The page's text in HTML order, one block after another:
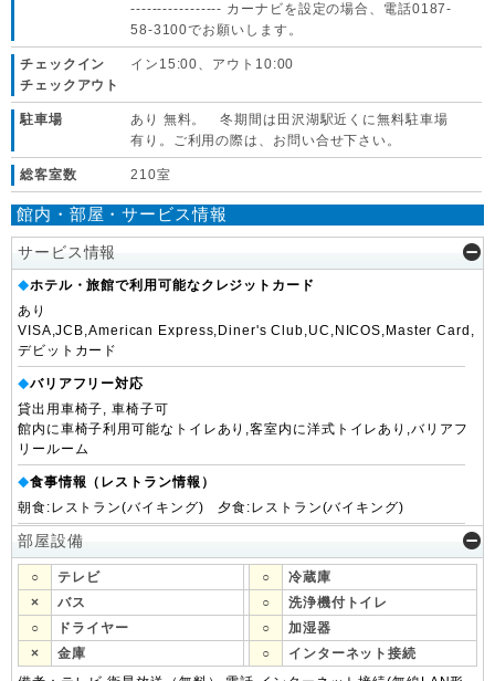
----------------- カーナビを設定の場合、電話0187-
58-3100でお願いします。
チェックイン
チェックアウト
イン15:00、アウト10:00
駐車場
あり 無料。 冬期間は田沢湖駅近くに無料駐車場
有り。ご利用の際は、お問い合せ下さい。
総客室数 210室
館内・部屋・サービス情報
サービス情報
◆ホテル・旅館で利用可能なクレジットカード
あり
VISA,JCB,American Express,Diner's Club,UC,NICOS,Master Card,
デビットカード
◆バリアフリー対応
貸出用車椅子, 車椅子可
館内に車椅子利用可能なトイレあり,客室内に洋式トイレあり,バリアフ
リールーム
◆食事情報（レストラン情報）
朝食:レストラン(バイキング) 夕食:レストラン(バイキング)
部屋設備
○ テレビ ○
冷蔵庫
×
バス ○
洗浄機付トイレ
○
ドライヤー ○
加湿器
×
金庫 ○
インターネット接続